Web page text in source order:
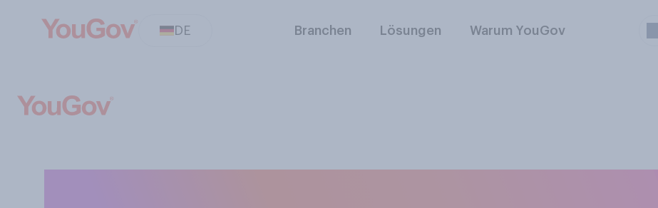
DE Branchen Lösungen Warum YouGov